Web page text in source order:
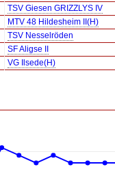
TSV Giesen GRIZZLYS IV
MTV 48 Hildesheim II(H)
TSV Nesselröden
SF Aligse II
VG Ilsede(H)